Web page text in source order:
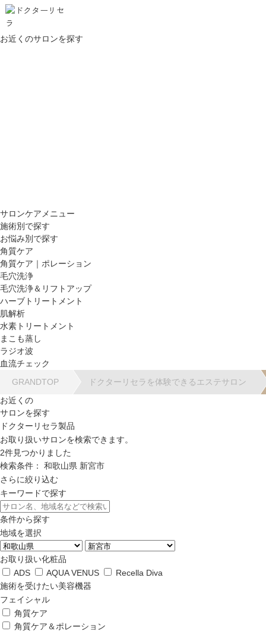
お近くのサロンを探す
サロンケアメニュー
施術別で探す
お悩み別で探す
角質ケア
角質ケア｜ポレーション
毛穴洗浄
毛穴洗浄＆リフトアップ
ハーブトリートメント
肌解析
水素トリートメント
まこも蒸し
ラジオ波
血流チェック
GRANDTOP
ドクターリセラを体験できるエステサロン
お近くの
サロンを探す
ドクターリセラ製品
お取り扱いサロンを検索できます。
2件見つかりました
検索条件：
和歌山県 新宮市
さらに絞り込む
キーワードで探す
条件から探す
地域を選択
お取り扱い化粧品
ADS
AQUA VENUS
Recella Diva
施術を受けたい美容機器
フェイシャル
角質ケア
角質ケア＆ポレーション